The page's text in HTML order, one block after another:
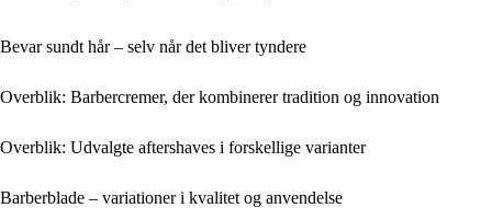
Bevar sundt hår – selv når det bliver tyndere
Overblik: Barbercremer, der kombinerer tradition og innovation
Overblik: Udvalgte aftershaves i forskellige varianter
Barberblade – variationer i kvalitet og anvendelse